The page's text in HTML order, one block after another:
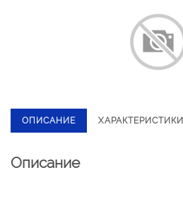
ОПИСАНИЕ ХАРАКТЕРИСТИКИ
Описание